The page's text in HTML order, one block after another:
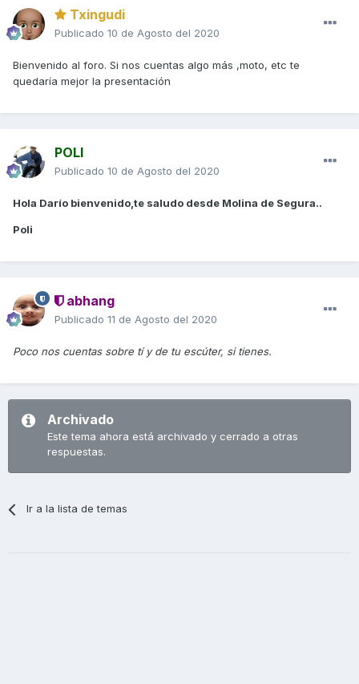
Txingudi
Publicado 10 de Agosto del 2020
Bienvenido al foro. Si nos cuentas algo más ,moto, etc te
quedaría mejor la presentación
POLI
Publicado 10 de Agosto del 2020
Hola Darío bienvenido,te saludo desde Molina de Segura..
Poli
abhang
Publicado 11 de Agosto del 2020
Poco nos cuentas sobre tí y de tu escúter, si tienes.
Archivado
Este tema ahora está archivado y cerrado a otras
respuestas.
Ir a la lista de temas